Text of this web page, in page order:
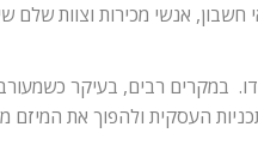
אנשי מכירות וצוות שלם
במקרים רבים, בעיקר כשמעורב
העסקית ולהפוך את